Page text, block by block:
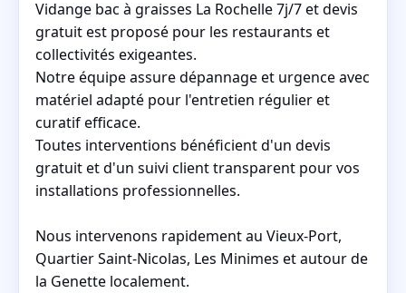
Vidange bac à graisses La Rochelle 7j/7 et devis
gratuit est proposé pour les restaurants et
collectivités exigeantes.
Notre équipe assure dépannage et urgence avec
matériel adapté pour l'entretien régulier et
curatif efficace.
Toutes interventions bénéficient d'un devis
gratuit et d'un suivi client transparent pour vos
installations professionnelles.
Nous intervenons rapidement au Vieux-Port,
Quartier Saint-Nicolas, Les Minimes et autour de
la Genette localement.